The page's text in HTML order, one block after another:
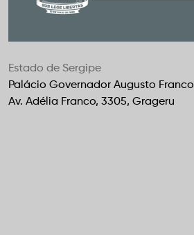
Estado de Sergipe
Palácio Governador Augusto Franco
Av. Adélia Franco, 3305, Grageru